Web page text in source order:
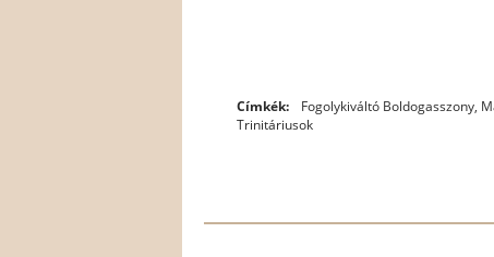
Címkék: Fogolykiváltó Boldogasszony,
Trinitáriusok